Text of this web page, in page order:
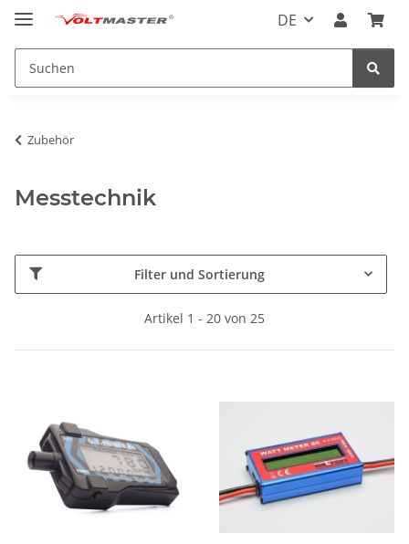
DE
Zubehör
Messtechnik
Filter und Sortierung
Artikel 1 - 20 von 25